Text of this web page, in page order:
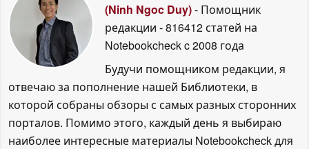
(Ninh Ngoc Duy)- Помощник
редакции - 816412 статей на
Notebookcheckc 2008 года
Будучи помощником редакции, я
отвечаю за пополнение нашей Библиотеки, в
которой собраны обзоры с самых разных сторонних
порталов. Помимо этого, каждый день я выбираю
наиболее интересные материалы Notebookcheck для